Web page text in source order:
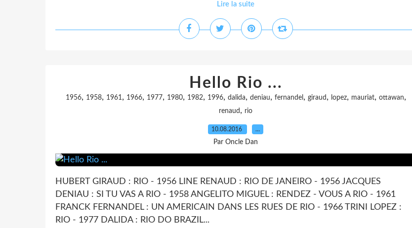
Lire la suite
Hello Rio ...
1956, 1958, 1961, 1966, 1977, 1980, 1982, 1996, dalida, deniau, fernandel, giraud , lopez, mauriat, ottawan,
renaud , rio
10.08.2016 …
Par Oncle Dan
HUBERT GIRAUD : RIO - 1956 LINE RENAUD : RIO DE JANEIRO - 1956 JACQUES
DENIAU : SI TU VAS A RIO - 1958 ANGELITO MIGUEL : RENDEZ - VOUS A RIO - 1961
FRANCK FERNANDEL : UN AMERICAIN DANS LES RUES DE RIO - 1966 TRINI LOPEZ :
RIO - 1977 DALIDA : RIO DO BRAZIL...